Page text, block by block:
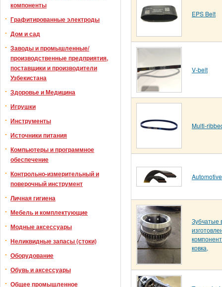
компоненты
Графитированные электроды
Дом и сад
Заводы и промышленные/
производственные предприятия,
поставщики и производители
Узбекистана
Здоровье и Медицина
Игрушки
Инструменты
Источники питания
Компьютеры и программное
обеспечение
Контрольно-измерительный и
поверочный инструмент
Личная гигиена
Мебель и комплектующие
Модные аксессуары
Неликвидные запасы (стоки)
Оборудование
Обувь и аксессуары
Общее промышленное
EPS Belt
V-belt
Multi-
Зубчатые
ковка,